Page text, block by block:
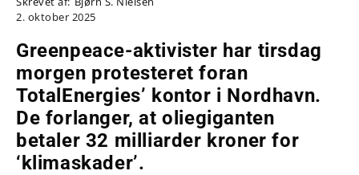
2. oktober 2025
Greenpeace-aktivister har tirsdag
morgen protesteret foran
TotalEnergies’ kontor i Nordhavn.
De forlanger, at oliegiganten
betaler 32 milliarder kroner for
‘klimaskader’.